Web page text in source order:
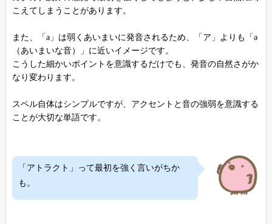
こえてしまうことがあります。
また、「a」は弱くあいまいに発音されるため、「ア」よりも「ə
（あいまいな音）」に近いイメージです。
こうした細かいポイントを意識するだけでも、発音の自然さがか
なり変わります。
スペル自体はシンプルですが、アクセントと音の強弱を意識する
ことが大切な単語です。
「アトラクト」って最初を強く言いがちか
も。